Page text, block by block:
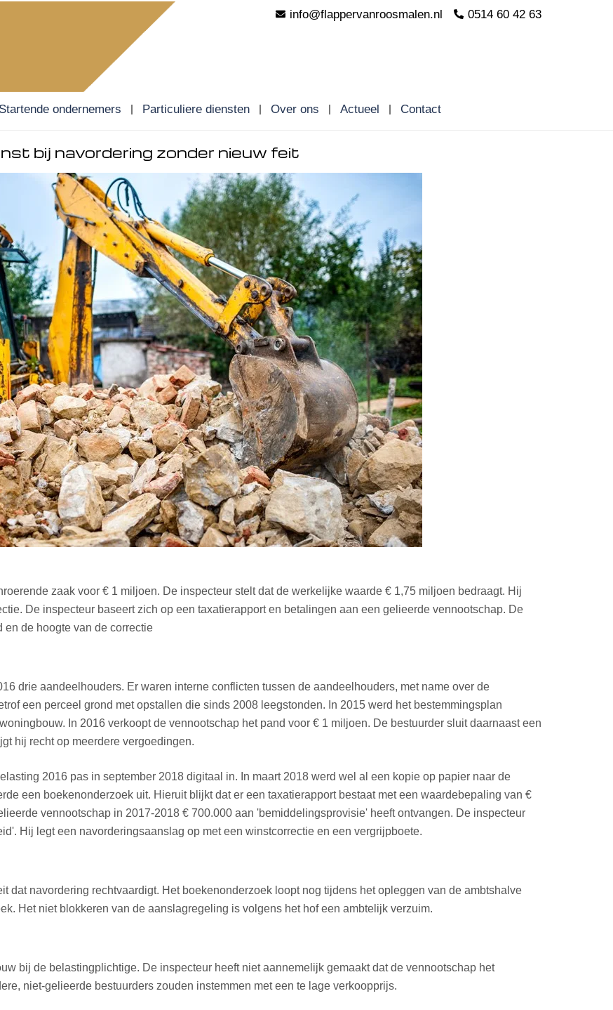
info@flappervanroosmalen.nl 0514 60 42 63
Startende ondernemers Particuliere diensten Over ons Actueel Contact
bij navordering zonder nieuw feit
zaak voor € 1 miljoen. De inspecteur stelt dat de werkelijke waarde € 1,75 miljoen bedraagt. Hij
De inspecteur baseert zich op een taxatierapport en betalingen aan een gelieerde vennootschap. De
de hoogte van de correctie
drie aandeelhouders. Er waren interne conflicten tussen de aandeelhouders, met name over de
een perceel grond met opstallen die sinds 2008 leegstonden. In 2015 werd het bestemmingsplan
In 2016 verkoopt de vennootschap het pand voor € 1 miljoen. De bestuurder sluit daarnaast een
hij recht op meerdere vergoedingen.
2016 pas in september 2018 digitaal in. In maart 2018 werd wel al een kopie op papier naar de
een boekenonderzoek uit. Hieruit blijkt dat er een taxatierapport bestaat met een waardebepaling van €
vennootschap in 2017-2018 € 700.000 aan 'bemiddelingsprovisie' heeft ontvangen. De inspecteur
Hij legt een navorderingsaanslag op met een winstcorrectie en een vergrijpboete.
dat navordering rechtvaardigt. Het boekenonderzoek loopt nog tijdens het opleggen van de ambtshalve
Het niet blokkeren van de aanslagregeling is volgens het hof een ambtelijk verzuim.
bij de belastingplichtige. De inspecteur heeft niet aannemelijk gemaakt dat de vennootschap het
niet-gelieerde bestuurders zouden instemmen met een te lage verkoopprijs.